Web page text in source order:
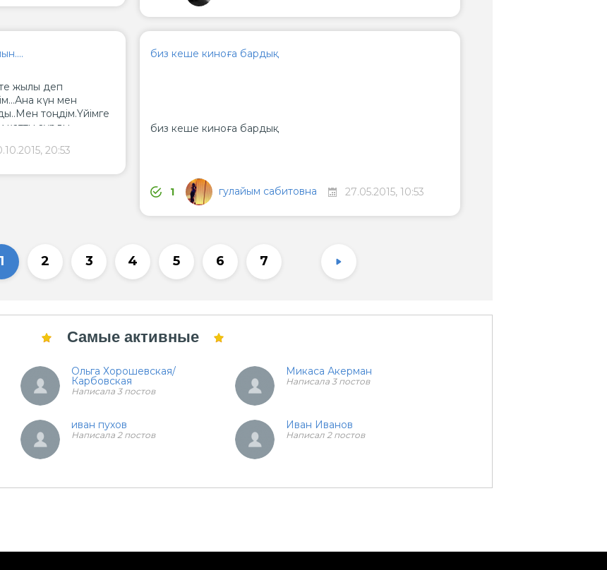
жылы деп
күн мен
тоңдім.Үйімге
аурды.
типтім. Маған
маған көп дәрі-
Менде бронхит
20:53
биз кеше киноға бардық
биз кеше киноға бардық
1 гулайым сабитовна 27.05.2015, 10:53
1 2 3 4 5 6 7
Самые активные
Ольга Хорошевская/
Карбовская
Написала 3 постов
Микаса Акерман
Написала 3 постов
иван пухов
Написала 2 постов
Иван Иванов
Написал 2 постов